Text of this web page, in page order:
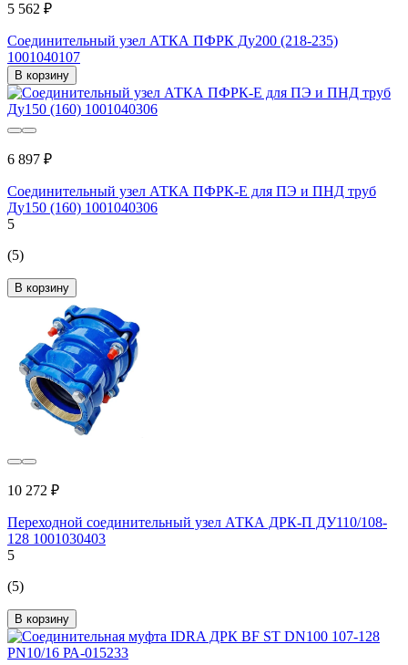
5 562 ₽
Соединительный узел АТКА ПФРК Ду200 (218-235)
1001040107
В корзину
6 897 ₽
Соединительный узел АТКА ПФРК-Е для ПЭ и ПНД труб
Ду150 (160) 1001040306
5
(5)
В корзину
10 272 ₽
Переходной соединительный узел АТКА ДРК-П ДУ110/108-
128 1001030403
5
(5)
В корзину